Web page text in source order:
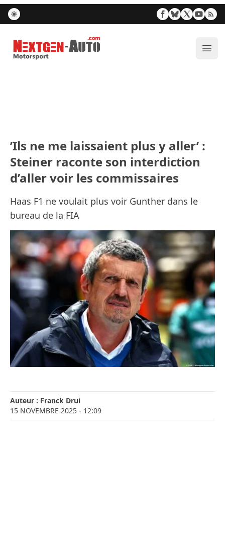
Nextgen-Auto.com
’Ils ne me laissaient plus y aller’ :
Steiner raconte son interdiction
d’aller voir les commissaires
Haas F1 ne voulait plus voir Gunther dans le
bureau de la FIA
Auteur : Franck Drui
15 NOVEMBRE 2025 - 12:09